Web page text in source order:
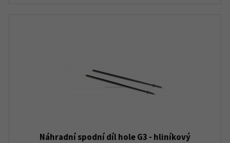
Náhradní spodní díl hole G3 - hliníkový